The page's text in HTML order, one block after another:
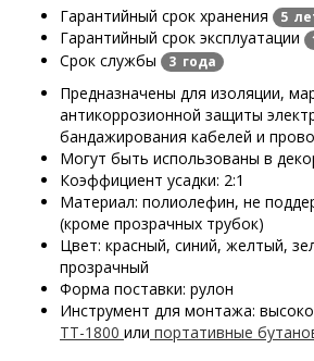
Гарантийный срок хранения 5
Гарантийный срок эксплуатации
Срок службы 3 года
Предназначены для изоляции,
антикоррозионной защиты
бандажирования кабелей и
Могут быть использованы в
Коэффициент усадки: 2:1
Материал: полиолефин, не
(кроме прозрачных трубок)
Цвет: красный, синий, желтый,
прозрачный
Форма поставки: рулон
Инструмент для монтажа:
ТТ-1800 или портативные